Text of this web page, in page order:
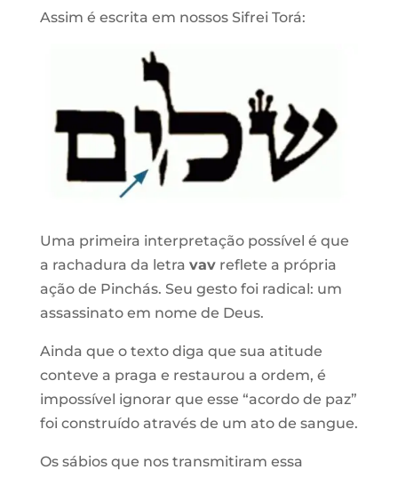
Assim é escrita em nossos Sifrei Torá:
Uma primeira interpretação possível é que
a rachadura da letra vavreflete a própria
ação de Pinchás. Seu gesto foi radical: um
assassinato em nome de Deus.
Ainda que o texto diga que sua atitude
conteve a praga e restaurou a ordem, é
impossível ignorar que esse “acordo de paz”
foi construído através de um ato de sangue.
Os sábios que nos transmitiram essa